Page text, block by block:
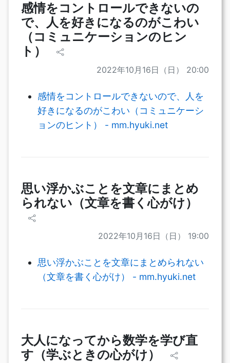
感情をコントロールできないの
で、人を好きになるのがこわい
（コミュニケーションのヒン
ト）
2022年10月16日（日） 20:00
感情をコントロールできないので、人を
好きになるのがこわい（コミュニケーシ
ョンのヒント） - mm.hyuki.net
思い浮かぶことを文章にまとめ
られない（文章を書く心がけ）
2022年10月16日（日） 19:00
思い浮かぶことを文章にまとめられない
（文章を書く心がけ） - mm.hyuki.net
大人になってから数学を学び直
す（学ぶときの心がけ）